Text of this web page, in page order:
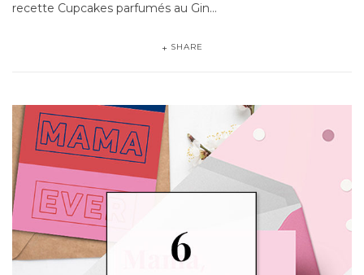
recette Cupcakes parfumés au Gin…
SHARE